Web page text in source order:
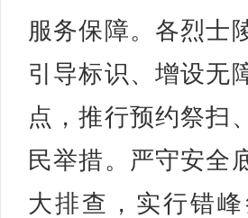
服务保障。各烈士
引导标识、增设无
点，推行预约祭扫
民举措。严守安全
大排查，实行错